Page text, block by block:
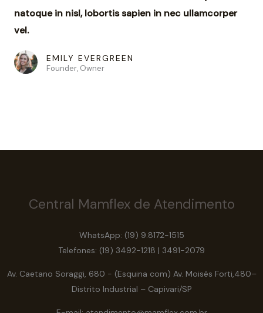
natoque in nisl, lobortis sapien in nec ullamcorper
vel.
EMILY EVERGREEN
Founder, Owner
Central Mamflex de Atendimento
WhatsApp: (19) 9.8172-1515
Telefones: (19) 3492-1218 | 3491-2079
Av. Caetano Soraggi, 680 - (Esquina com) Av. Moisés Forti,480–
Distrito Industrial – Capivari/SP